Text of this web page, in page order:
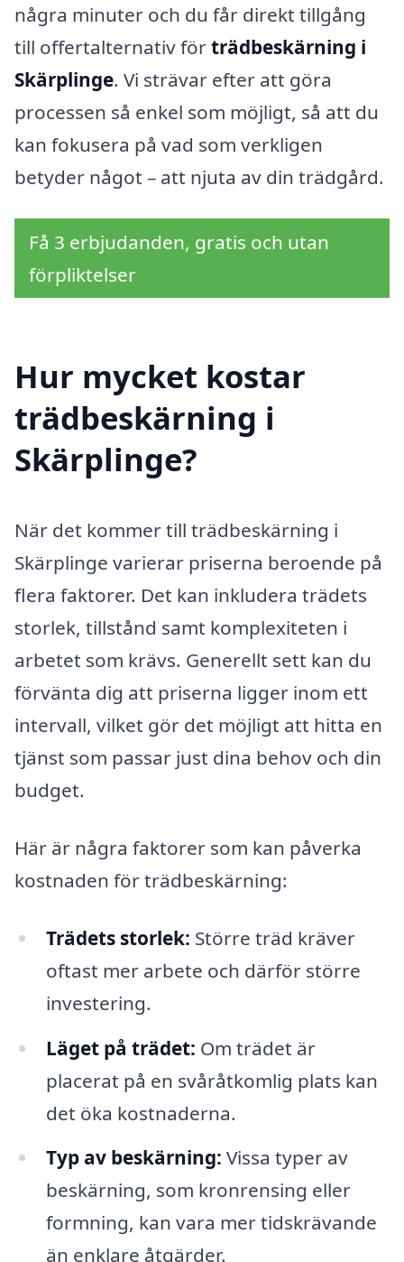
några minuter och du får direkt tillgång
till offertalternativ förträdbeskärning i
Skärplinge. Vi strävar efter att göra
processen så enkel som möjligt, så att du
kan fokusera på vad som verkligen
betyder något – att njuta av din trädgård.
Få 3 erbjudanden, gratis och utan
förpliktelser
Hur mycket kostar
trädbeskärning i
Skärplinge?
När det kommer till trädbeskärning i
Skärplinge varierar priserna beroende på
flera faktorer. Det kan inkludera trädets
storlek, tillstånd samt komplexiteten i
arbetet som krävs. Generellt sett kan du
förvänta dig att priserna ligger inom ett
intervall, vilket gör det möjligt att hitta en
tjänst som passar just dina behov och din
budget.
Här är några faktorer som kan påverka
kostnaden för trädbeskärning:
Trädets storlek: Större träd kräver
oftast mer arbete och därför större
investering.
Läget på trädet: Om trädet är
placerat på en svåråtkomlig plats kan
det öka kostnaderna.
Typ av beskärning: Vissa typer av
beskärning, som kronrensing eller
formning, kan vara mer tidskrävande
än enklare åtgärder.